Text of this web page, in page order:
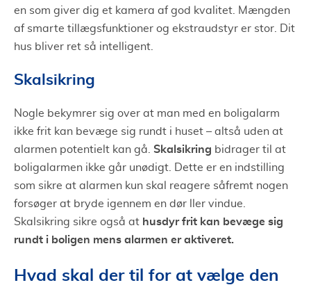
en som giver dig et kamera af god kvalitet. Mængden
af smarte tillægsfunktioner og ekstraudstyr er stor. Dit
hus bliver ret så intelligent.
Skalsikring
Nogle bekymrer sig over at man med en boligalarm
ikke frit kan bevæge sig rundt i huset – altså uden at
alarmen potentielt kan gå. Skalsikring bidrager til at
boligalarmen ikke går unødigt. Dette er en indstilling
som sikre at alarmen kun skal reagere såfremt nogen
forsøger at bryde igennem en dør ller vindue.
Skalsikring sikre også at husdyr frit kan bevæge sig
rundt i boligen mens alarmen er aktiveret.
Hvad skal der til for at vælge den